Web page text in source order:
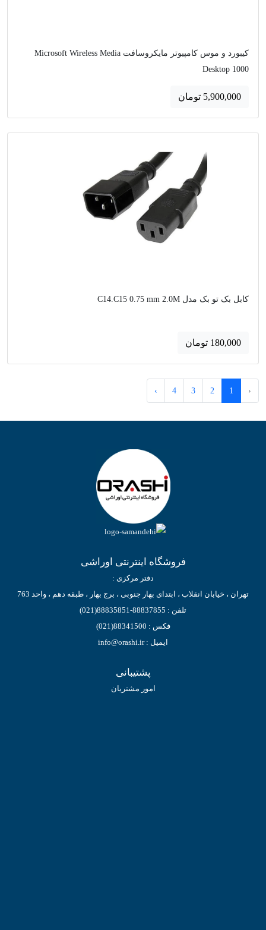
کیبورد و موس کامپیوتر مایکروسافت Microsoft Wireless Media
Desktop 1000
5,900,000 تومان
کابل بک تو بک مدل C14.C15 0.75 mm 2.0M
180,000 تومان
‹
1
2
3
4
›
فروشگاه اینترنتی اوراشی
دفتر مرکزی :
تهران ، خیابان انقلاب ، ابتدای بهار جنوبی ، برج بهار ، طبقه دهم ، واحد 763
تلفن : 88837855-88835851(021)
فکس : 88341500(021)
ایمیل : info@orashi.ir
پشتیبانی
امور مشتریان